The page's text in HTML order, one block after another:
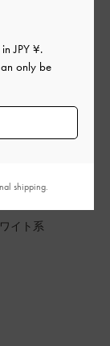
したか？
イト系
inJPY ¥.
only be
shipping.